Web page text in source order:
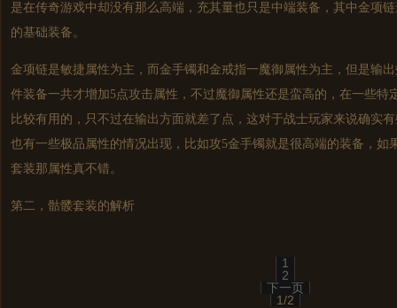
是在传奇游戏中却没有那么高端，充其量也只是中端装备，其中金项
的基础装备。
金项链是敏捷属性为主，而金手镯和金戒指一魔御属性为主，但是输
件装备一共才增加5点攻击属性，不过魔御属性还是蛮高的，在一些特
比较有用的，只不过在输出方面就差了点，这对于战士玩家来说确实
也有一些极品属性的情况出现，比如攻5金手镯就是很高端的装备，如
套装那属性真不错。
第二，骷髅套装的解析
1
2
下一页
1/2